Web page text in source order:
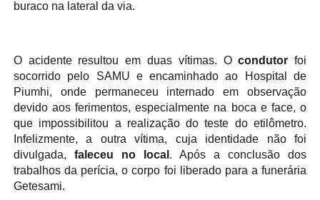
buraco na lateral da via.
O acidente resultou em duas vítimas. Ocondutor foi
socorrido pelo SAMU e encaminhado ao Hospital de
Piumhi, onde permaneceu internado em observação
devido aos ferimentos, especialmente na boca e face, o
que impossibilitou a realização do teste do etilômetro.
Infelizmente, a outra vítima, cuja identidade não foi
divulgada, faleceu no local . Após a conclusão dos
trabalhos da perícia, o corpo foi liberado para a funerária
Getesami.